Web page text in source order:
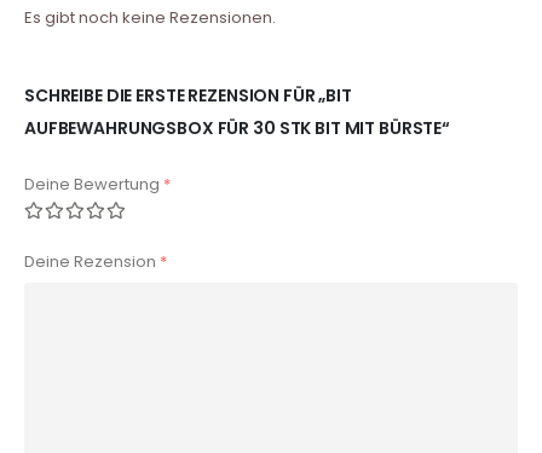
Es gibt noch keine Rezensionen.
SCHREIBE DIE ERSTE REZENSION FÜR „BIT
AUFBEWAHRUNGSBOX FÜR 30 STK BIT MIT BÜRSTE“
Deine Bewertung *
Deine Rezension *